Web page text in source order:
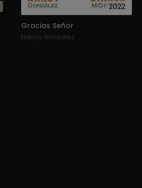
2022
Gracias Señor
Nancy Gonzalez